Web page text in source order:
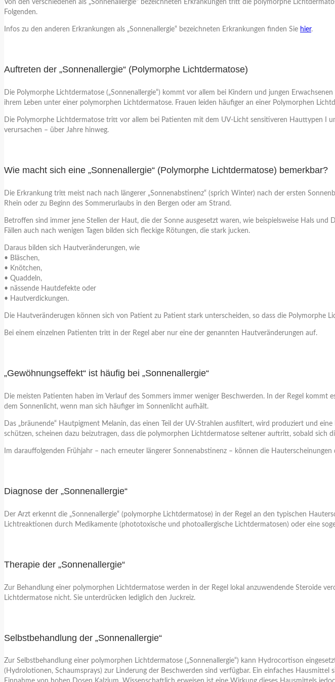
Von den verschiedenen als „Sonnenallergie“ bezeichneten Erkrankungen tritt die polymorphe
Folgenden.
Infos zu den anderen Erkrankungen als „Sonnenallergie“ bezeichneten Erkrankungen finden Sie hier.
Auftreten der „Sonnenallergie“ (Polymorphe Lichtdermatose)
Die Polymorphe Lichtdermatose („Sonnenallergie“) kommt vor allem bei Kindern und jungen
ihrem Leben unter einer polymorphen Lichtdermatose. Frauen leiden häufiger an einer Polymorphen
Die Polymorphe Lichtdermatose tritt vor allem bei Patienten mit dem UV-Licht sensitiveren Hauttypen I
verursachen – über Jahre hinweg.
Wie macht sich eine „Sonnenallergie“ (Polymorphe Lichtdermatose) bemerkbar?
Die Erkrankung tritt meist nach nach längerer „Sonnenabstinenz“ (sprich Winter) nach der ersten
Rhein oder zu Beginn des Sommerurlaubs in den Bergen oder am Strand.
Betroffen sind immer jene Stellen der Haut, die der Sonne ausgesetzt waren, wie beispielsweise Hals
Fällen auch nach wenigen Tagen bilden sich fleckige Rötungen, die stark jucken.
Daraus bilden sich Hautveränderungen, wie
• Bläschen,
• Knötchen,
• Quaddeln,
• nässende Hautdefekte oder
• Hautverdickungen.
Die Hautveränderugen können sich von Patient zu Patient stark unterscheiden, so dass die Polymorphe
Bei einem einzelnen Patienten tritt in der Regel aber nur eine der genannten Hautveränderungen auf.
„Gewöhnungseffekt“ ist häufig bei „Sonnenallergie“
Die meisten Patienten haben im Verlauf des Sommers immer weniger Beschwerden. In der Regel
dem Sonnenlicht, wenn man sich häufiger im Sonnenlicht aufhält.
Das „bräunende“ Hautpigment Melanin, das einen Teil der UV-Strahlen ausfiltert, wird produziert und
schützen, scheinen dazu beizutragen, dass die polymorphen Lichtdermatose seltener auftritt, sobald sich
Im darauffolgenden Frühjahr – nach erneuter längerer Sonnenabstinenz – können die
Diagnose der „Sonnenallergie“
Der Arzt erkennt die „Sonnenallergie“ (polymorphe Lichtdermatose) in der Regel an den typischen
Lichtreaktionen durch Medikamente (phototoxische und photoallergische Lichtdermatosen) oder eine
Therapie der „Sonnenallergie“
Zur Behandlung einer polymorphen Lichtdermatose werden in der Regel lokal anzuwendende Steroide
Lichtdermatose nicht. Sie unterdrücken lediglich den Juckreiz.
Selbstbehandlung der „Sonnenallergie“
Zur Selbstbehandlung einer polymorphen Lichtdermatose („Sonnenallergie“) kann Hydrocortison
(Hydrolotionen, Schaumsprays) zur Linderung der Beschwerden sind verfügbar. Ein einfaches